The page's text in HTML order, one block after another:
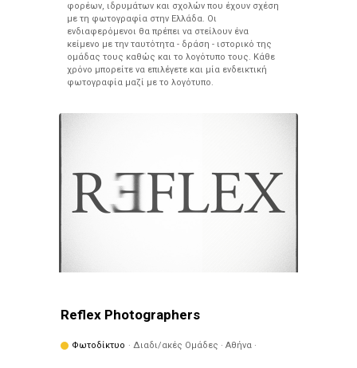
φορέων, ιδρυμάτων και σχολών που έχουν σχέση
με τη φωτογραφία στην Ελλάδα. Οι
ενδιαφερόμενοι θα πρέπει να στείλουν ένα
κείμενο με την ταυτότητα - δράση - ιστορικό της
ομάδας τους καθώς και το λογότυπο τους. Κάθε
χρόνο μπορείτε να επιλέγετε και μία ενδεικτική
φωτογραφία μαζί με το λογότυπο.
Reflex Photographers
Φωτοδίκτυο · Διαδι/ακές Ομάδες · Αθήνα ·